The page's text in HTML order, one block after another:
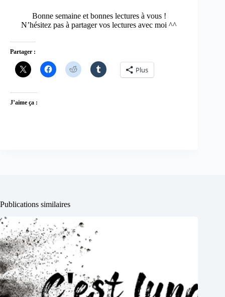
Bonne semaine et bonnes lectures à vous !
N’hésitez pas à partager vos lectures avec moi ^^
Partager :
Plus
J’aime ça :
Publications similaires